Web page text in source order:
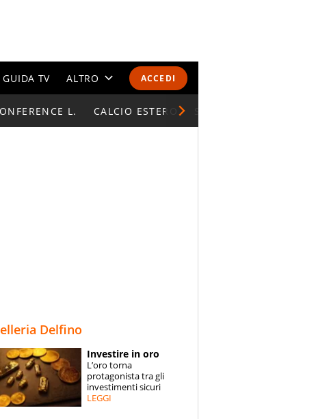
ACCEDI
GUIDA TV ALTRO
CALENDARI E CLASSIFICHE
ESPERTI
CONTATTI
L. CALCIO ESTERO
Delfino
Investire in oro
L’oro torna
protagonista tra gli
investimenti sicuri
LEGGI